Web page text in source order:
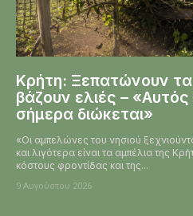
Κρήτη: Ξεπατώνουν τα
βάζουν ελιές –
σήμερα διώκεται»
«Οι αμπελώνες του νησιού ξεχνιούνται» Κάθε
και λιγότερα είναι τα αμπέλια της
κόστους φροντίδας και της...
9 Αυγούστου 2026